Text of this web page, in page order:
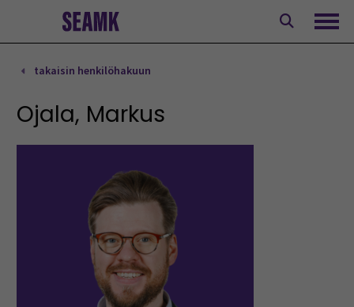
takaisin henkilöhakuun
Ojala, Markus